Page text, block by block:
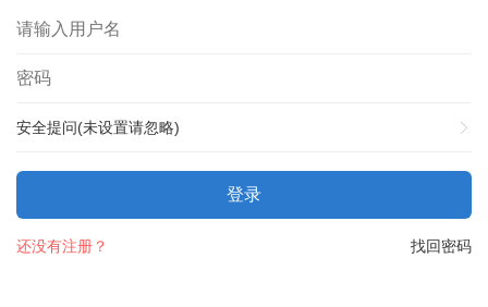
安全提问(未设置请忽略)
登录
找回密码
还没有注册？